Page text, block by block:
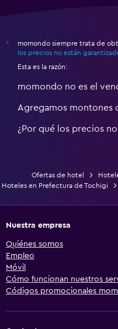
*
momondo siempre trata de
los precios no están
Esta es la razón:
momondo no es el
Agregamos montones
¿Por qué los precios
Ofertas de hotel
Hoteles en Prefectura de Tochigi
Nuestra empresa
Quiénes somos
Empleo
Móvil
Cómo funcionan nuestros
Códigos promocionales